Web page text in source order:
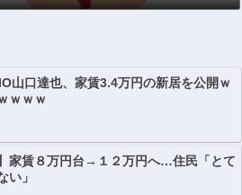
山口達也、家賃3.4万円の新居を公開ｗ
ｗｗｗ
】家賃８万円台→１２万円へ…住民「とて
い」